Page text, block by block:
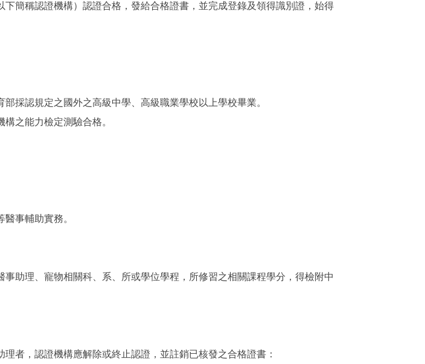
簡稱認證機構）認證合格，發給合格證書，並完成登錄及領得識別證，始得
採認規定之國外之高級中學、高級職業學校以上學校畢業。
之能力檢定測驗合格。
事輔助實務。
助理、寵物相關科、系、所或學位學程，所修習之相關課程學分，得檢附中
者，認證機構應解除或終止認證，並註銷已核發之合格證書：